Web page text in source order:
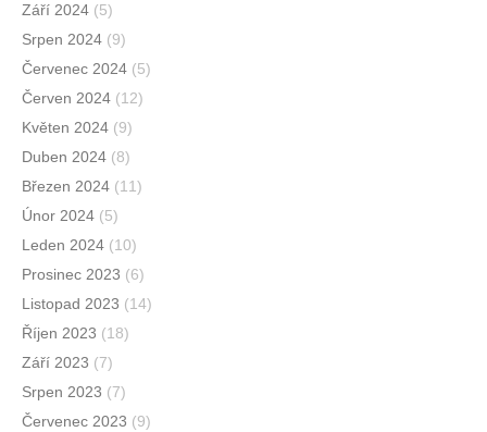
Září 2024 (5)
Srpen 2024 (9)
Červenec 2024 (5)
Červen 2024 (12)
Květen 2024 (9)
Duben 2024 (8)
Březen 2024 (11)
Únor 2024 (5)
Leden 2024 (10)
Prosinec 2023 (6)
Listopad 2023 (14)
Říjen 2023 (18)
Září 2023 (7)
Srpen 2023 (7)
Červenec 2023 (9)